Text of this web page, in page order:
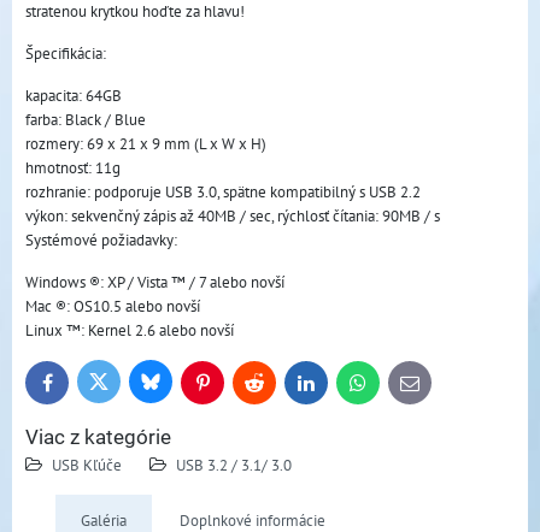
stratenou krytkou hoďte za hlavu!
Špecifikácia:
kapacita: 64GB
farba: Black / Blue
rozmery: 69 x 21 x 9 mm (L x W x H)
hmotnosť: 11g
rozhranie: podporuje USB 3.0, spätne kompatibilný s USB 2.2
výkon: sekvenčný zápis až 40MB / sec, rýchlosť čítania: 90MB / s
Systémové požiadavky:
Windows ®: XP / Vista ™ / 7 alebo novší
Mac ®: OS10.5 alebo novší
Linux ™: Kernel 2.6 alebo novší
FacebookTwitter BlueskyPinterestReddit LinkedInWhatsApp
E-
mail
Viac z kategórie
USB Kľúče USB 3.2 / 3.1/ 3.0
Galéria Doplnkové informácie